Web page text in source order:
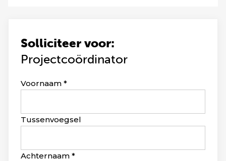
Solliciteer voor:
Projectcoördinator
Leave
blank
Voornaam
Tussenvoegsel
Achternaam